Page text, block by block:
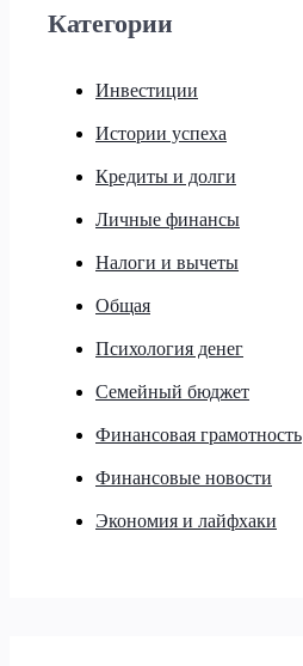
Категории
Инвестиции
Истории успеха
Кредиты и долги
Личные финансы
Налоги и вычеты
Общая
Психология денег
Семейный бюджет
Финансовая грамотность
Финансовые новости
Экономия и лайфхаки